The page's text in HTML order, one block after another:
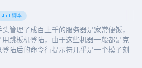
shell脚本
管理了成百上千的服务器是家常便饭，
跳板机登陆，由于这些机器一般都是克
陆后的命令行提示符几乎是一个模子刻